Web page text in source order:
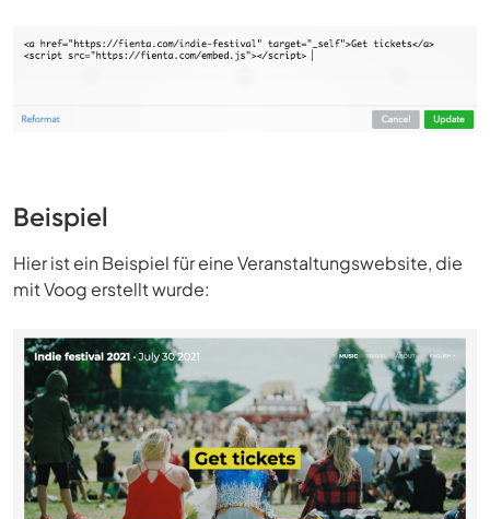
Beispiel
Hier ist ein Beispiel für eine Veranstaltungswebsite, die
mit Voog erstellt wurde: